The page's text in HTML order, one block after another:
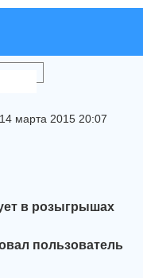
марта 2015 20:07
в розыгрышах
пользователь